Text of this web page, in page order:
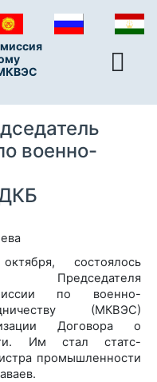
военно-
состоялось
по военно-
(МКВЭС)
Договора о
Им стал статс-
промышленности